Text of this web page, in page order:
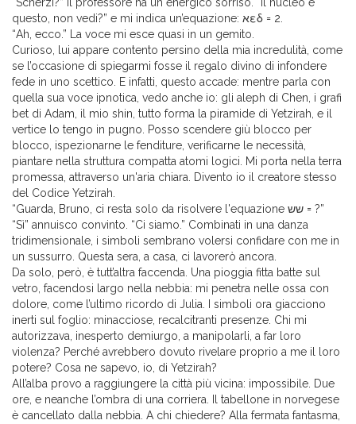
questo, non vedi?” e mi indica un’equazione: אεδ = 2.
“Ah, ecco.” La voce mi esce quasi in un gemito.
Curioso, lui appare contento persino della mia incredulità, come
se l’occasione di spiegarmi fosse il regalo divino di infondere
fede in uno scettico. E infatti, questo accade: mentre parla con
quella sua voce ipnotica, vedo anche io: gli aleph di Chen, i grafi
bet di Adam, il mio shin, tutto forma la piramide di Yetzirah, e il
vertice lo tengo in pugno. Posso scendere giù blocco per
blocco, ispezionarne le fenditure, verificarne le necessità,
piantare nella struttura compatta atomi logici. Mi porta nella terra
promessa, attraverso un'aria chiara. Divento io il creatore stesso
del Codice Yetzirah.
“Guarda, Bruno, ci resta solo da risolvere l'equazione שש = ?”
“Sì” annuisco convinto. “Ci siamo.” Combinati in una danza
tridimensionale, i simboli sembrano volersi confidare con me in
un sussurro. Questa sera, a casa, ci lavorerò ancora.
Da solo, però, è tutt’altra faccenda. Una pioggia fitta batte sul
vetro, facendosi largo nella nebbia: mi penetra nelle ossa con
dolore, come l’ultimo ricordo di Julia. I simboli ora giacciono
inerti sul foglio: minacciose, recalcitranti presenze. Chi mi
autorizzava, inesperto demiurgo, a manipolarli, a far loro
violenza? Perché avrebbero dovuto rivelare proprio a me il loro
potere? Cosa ne sapevo, io, di Yetzirah?
All’alba provo a raggiungere la città più vicina: impossibile. Due
ore, e neanche l’ombra di una corriera. Il tabellone in norvegese
è cancellato dalla nebbia. A chi chiedere? Alla fermata fantasma,